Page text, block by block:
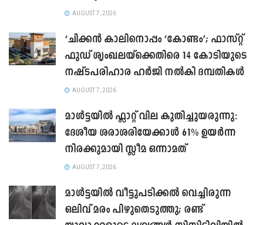
AUGUST 7, 2026
‘ചിക്കൻ കാലിനൊപ്പം ‘കോണ്ടം’; ഫാസ്റ്റ്
ഫുഡ് ശൃംഖലയ്ക്കെതിരെ 14 കോടിയുടെ
നഷ്ടപരിഹാര ഹർജി നൽകി ദമ്പതികൾ
AUGUST 7, 2026
മാൾട്ടയിൽ ഫ്ലാറ്റ് വില കുതിച്ചുയരുന്നു:
ദേശീയ ശരാശരിയേക്കാൾ 61% ഉയർന്ന
നിരക്കുമായി സ്ലീമ ഒന്നാമത്
AUGUST 7, 2026
മാൾട്ടയിൽ വീട്ടുപടിക്കൽ വെച്ചിരുന്ന
ഒലിവ് മരം പിഴുതെടുത്തു; രണ്ട്